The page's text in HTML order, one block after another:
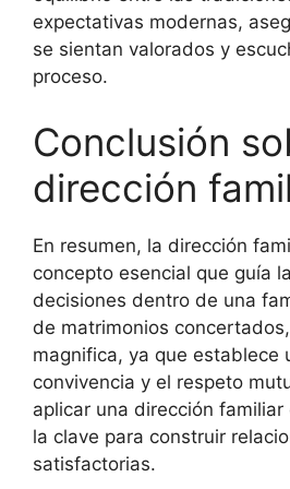
expectativas modernas,
se sientan valorados y
proceso.
Conclusión
dirección
En resumen, la dirección
concepto esencial que guía
decisiones dentro de una
de matrimonios
magnifica, ya que establece
convivencia y el respeto
aplicar una dirección
la clave para construir
satisfactorias.